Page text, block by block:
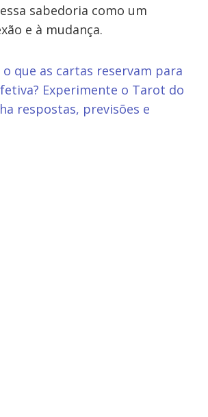
sabedoria como um
e à mudança.
que as cartas reservam para
Experimente o Tarot do
respostas, previsões e